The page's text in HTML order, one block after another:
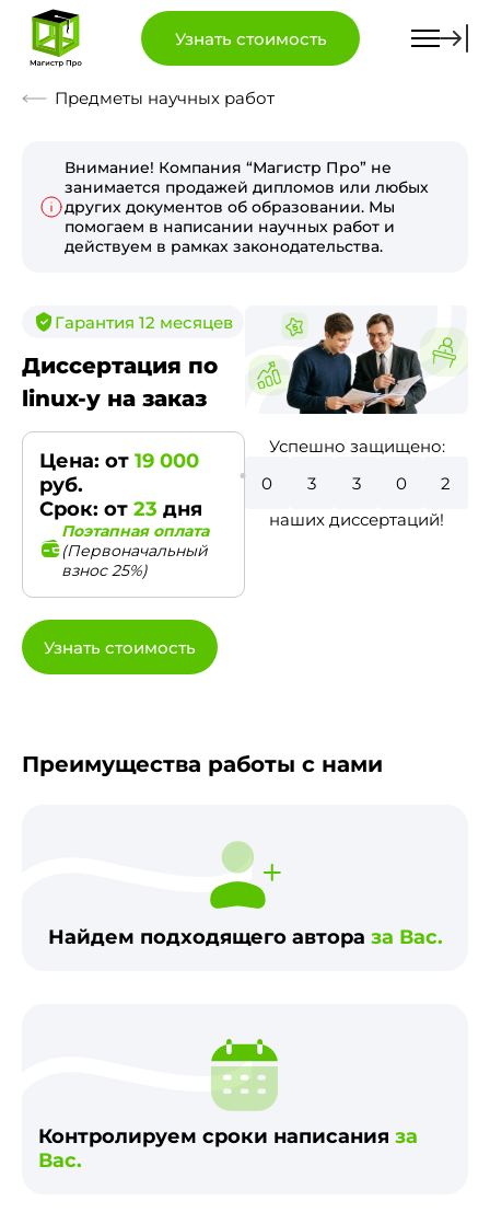
Узнать стоимость
Предметы научных работ
Внимание! Компания “Магистр Про” не
занимается продажей дипломов или любых
других документов об образовании. Мы
помогаем в написании научных работ и
действуем в рамках законодательства.
Гарантия 12 месяцев
Диссертация по
linux-у на заказ
Цена: от 19 000
руб.
Срок: от 23 дня
Поэтапная оплата
(Первоначальный
взнос 25%)
Узнать стоимость
Успешно защищено:
6
7
7
3
0
наших диссертаций!
Преимущества работы с нами
Найдем подходящего автора за Вас.
Контролируем сроки написания за
Вас.